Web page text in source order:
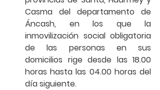
Casma del departamento de
Áncash, en los que la
inmovilización social obligatoria
de las personas en sus
domicilios rige desde las 18.00
horas hasta las 04.00 horas del
día siguiente.